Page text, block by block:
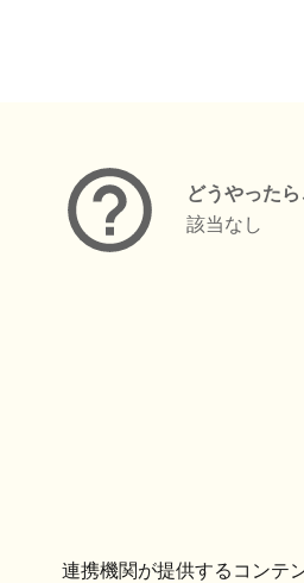
どうやった
該当なし
連携機関が提供するコンテ